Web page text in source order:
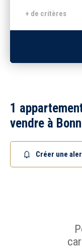
+ de critères
1
vendre à
Créer une